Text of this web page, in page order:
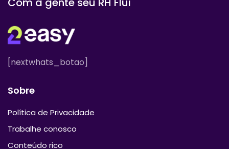
[nextwhats_botao]
Sobre
Política de Privacidade
Trabalhe conosco
Conteúdo rico